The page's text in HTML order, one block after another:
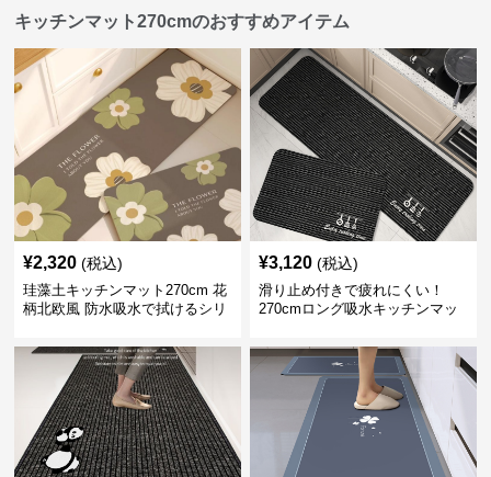
キッチンマット270cmのおすすめアイテム
¥2,320 (税込)
珪藻土キッチンマット270cm 花
柄北欧風 防水吸水で拭けるシリ
¥3,120 (税込)
滑り止め付きで疲れにくい！
270cmロング吸水キッチンマッ